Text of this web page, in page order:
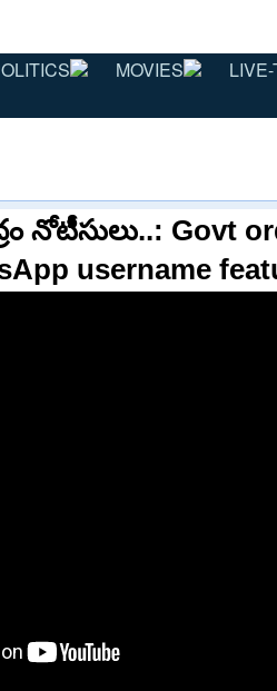
MOVIES
నోటీసులు..: Govt
username